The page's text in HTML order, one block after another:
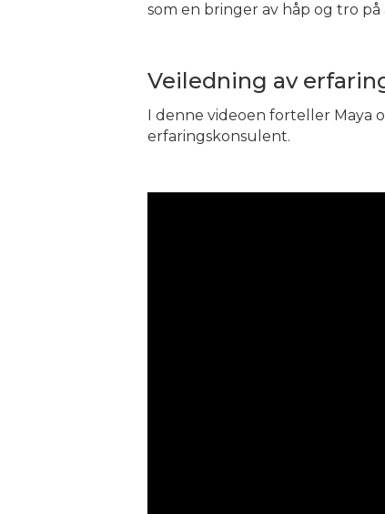
som en bringer av håp og tro
Veiledning av
I denne videoen forteller Maya
erfaringskonsulent.